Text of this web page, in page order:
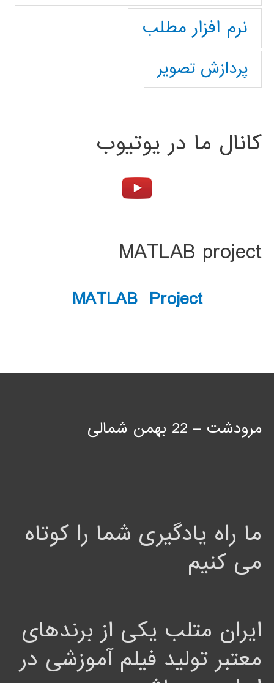
نرم افزار مطلب
پردازش تصویر
کانال ما در یوتیوب
MATLAB project
MATLAB Project
مرودشت – 22 بهمن شمالی
ما راه یادگیری شما را کوتاه
می کنیم
ایران متلب یکی از برندهای
معتبر تولید فیلم آموزشی در